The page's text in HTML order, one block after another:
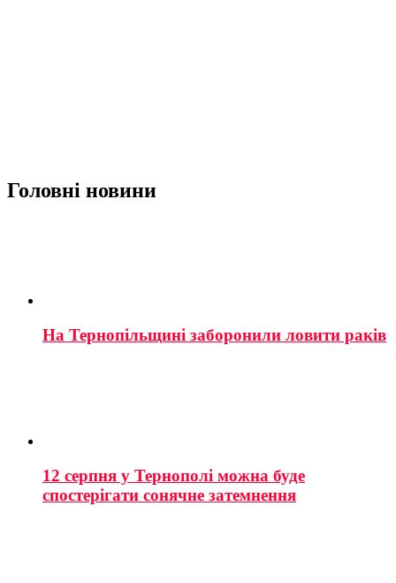
Головні новини
На Тернопільщині заборонили ловити раків
12 серпня у Тернополі можна буде
спостерігати сонячне затемнення